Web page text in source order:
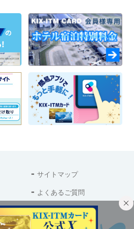
サイトマップ
よくあるご質問
お問い合わせ